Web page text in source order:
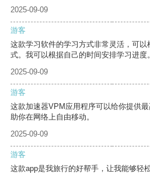
2025-09-09
游客
这款学习软件的学习方式非常灵活，可
式。我可以根据自己的时间安排学习进度。
2025-09-09
游客
这款加速器VPM应用程序可以给你提供
助你在网络上自由移动。
2025-09-09
游客
这款app是我旅行的好帮手，让我能够轻